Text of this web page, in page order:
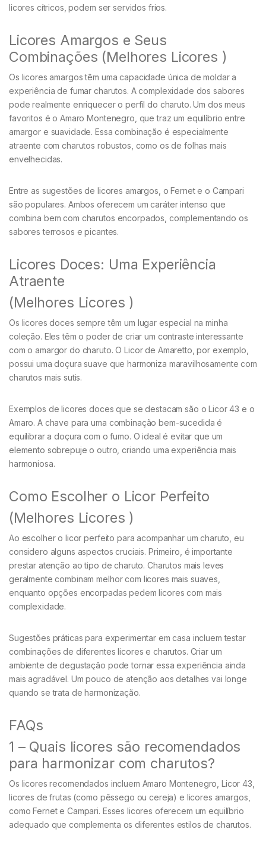
licores cítricos, podem ser servidos frios.
Licores Amargos e Seus
Combinações (Melhores Licores )
Os licores amargos têm uma capacidade única de moldar a
experiência de fumar charutos. A complexidade dos sabores
pode realmente enriquecer o perfil do charuto. Um dos meus
favoritos é o Amaro Montenegro, que traz um equilíbrio entre
amargor e suavidade. Essa combinação é especialmente
atraente com charutos robustos, como os de folhas mais
envelhecidas.
Entre as sugestões de licores amargos, o Fernet e o Campari
são populares. Ambos oferecem um caráter intenso que
combina bem com charutos encorpados, complementando os
sabores terrosos e picantes.
Licores Doces: Uma Experiência
Atraente
(Melhores Licores )
Os licores doces sempre têm um lugar especial na minha
coleção. Eles têm o poder de criar um contraste interessante
com o amargor do charuto. O Licor de Amaretto, por exemplo,
possui uma doçura suave que harmoniza maravilhosamente com
charutos mais sutis.
Exemplos de licores doces que se destacam são o Licor 43 e o
Amaro. A chave para uma combinação bem-sucedida é
equilibrar a doçura com o fumo. O ideal é evitar que um
elemento sobrepuje o outro, criando uma experiência mais
harmoniosa.
Como Escolher o Licor Perfeito
(Melhores Licores )
Ao escolher o licor perfeito para acompanhar um charuto, eu
considero alguns aspectos cruciais. Primeiro, é importante
prestar atenção ao tipo de charuto. Charutos mais leves
geralmente combinam melhor com licores mais suaves,
enquanto opções encorpadas pedem licores com mais
complexidade.
Sugestões práticas para experimentar em casa incluem testar
combinações de diferentes licores e charutos. Criar um
ambiente de degustação pode tornar essa experiência ainda
mais agradável. Um pouco de atenção aos detalhes vai longe
quando se trata de harmonização.
FAQs
1 – Quais licores são recomendados
para harmonizar com charutos?
Os licores recomendados incluem Amaro Montenegro, Licor 43,
licores de frutas (como pêssego ou cereja) e licores amargos,
como Fernet e Campari. Esses licores oferecem um equilíbrio
adequado que complementa os diferentes estilos de charutos.